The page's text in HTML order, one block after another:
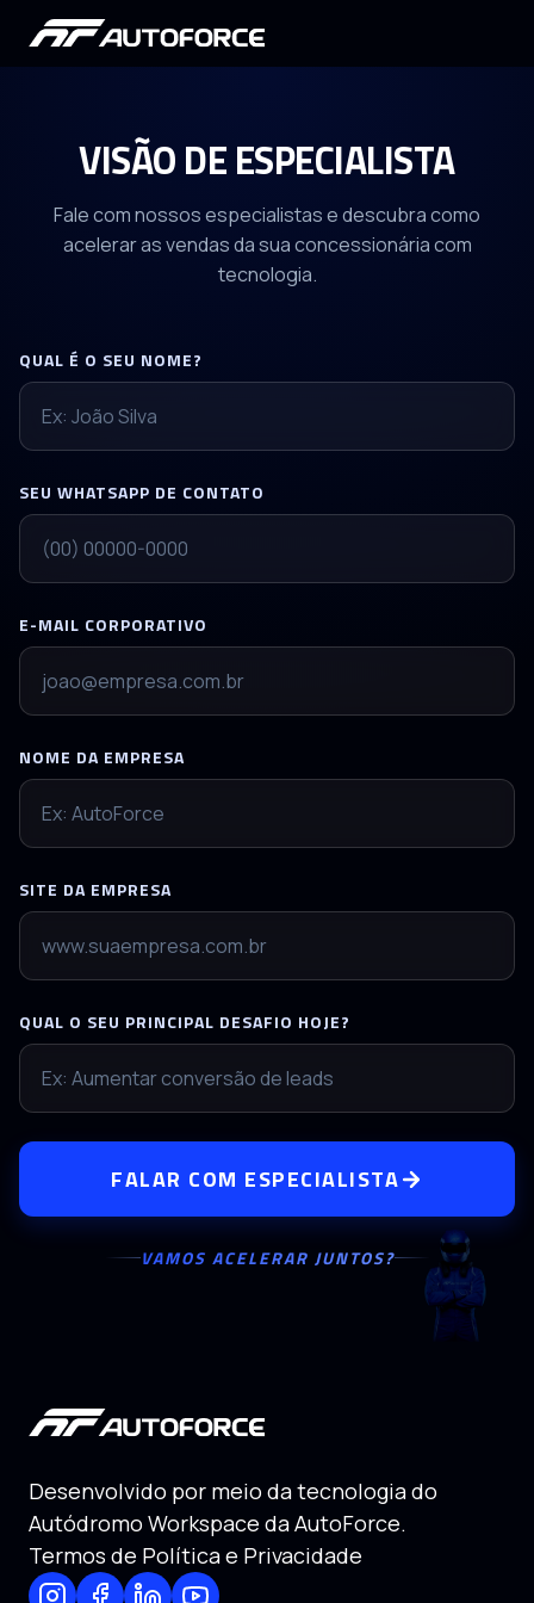
VISÃO DE ESPECIALISTA
Fale com nossos especialistas e descubra como
acelerar as vendas da sua concessionária com
tecnologia.
QUAL É O SEU NOME?
SEU WHATSAPP DE CONTATO
E-MAIL CORPORATIVO
NOME DA EMPRESA
SITE DA EMPRESA
QUAL O SEU PRINCIPAL DESAFIO HOJE?
FALAR COM ESPECIALISTA
VAMOS ACELERAR JUNTOS?
Desenvolvido por meio da tecnologia do
Autódromo Workspace da AutoForce.
Termos de Política e Privacidade